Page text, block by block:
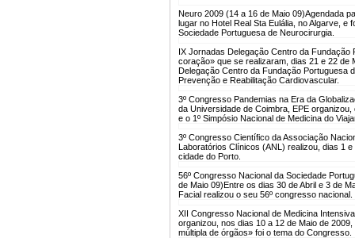
Neuro 2009 (14 a 16 de Maio 09)Agendada
lugar no Hotel Real Sta Eulália, no Algarve, e
Sociedade Portuguesa de Neurocirurgia.
IX Jornadas Delegação Centro da Fundação
coração» que se realizaram, dias 21 e 22 de
Delegação Centro da Fundação Portuguesa
Prevenção e Reabilitação Cardiovascular.
3º Congresso Pandemias na Era da
da Universidade de Coimbra, EPE
e o 1º Simpósio Nacional de Medicina do
3º Congresso Científico da Associação
Laboratórios Clínicos (ANL) realizou, dias 1
cidade do Porto.
56º Congresso Nacional da Sociedade
de Maio 09)Entre os dias 30 de Abril e 3 de
Facial realizou o seu 56º congresso nacional.
XII Congresso Nacional de Medicina
organizou, nos dias 10 a 12 de Maio de
múltipla de órgãos» foi o tema do Congresso.